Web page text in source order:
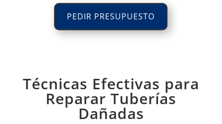
PEDIR PRESUPUESTO
Técnicas Efectivas para
Reparar Tuberías
Dañadas